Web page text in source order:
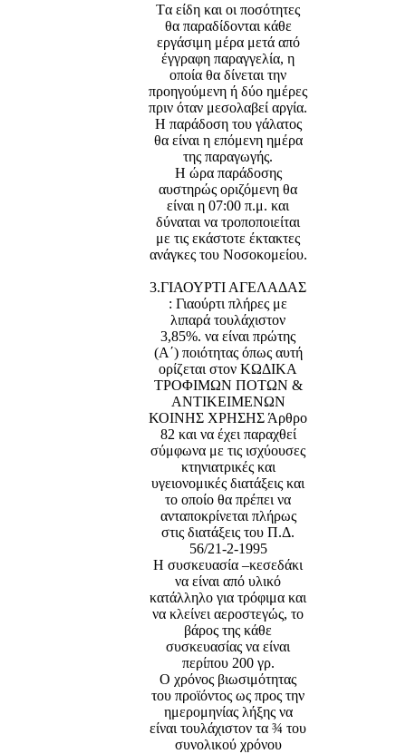
Tα είδη και οι ποσότητες
θα παραδίδονται κάθε
εργάσιμη μέρα μετά από
έγγραφη παραγγελία, η
οποία θα δίνεται την
προηγούμενη ή δύο ημέρες
πριν όταν μεσολαβεί αργία.
Η παράδοση του γάλατος
θα είναι η επόμενη ημέρα
της παραγωγής.
Η ώρα παράδοσης
αυστηρώς οριζόμενη θα
είναι η 07:00 π.μ. και
δύναται να τροποποιείται
με τις εκάστοτε έκτακτες
ανάγκες του Νοσοκομείου.
3.ΓΙΑΟΥΡΤΙ ΑΓΕΛΑΔΑΣ
: Γιαούρτι πλήρες με
λιπαρά τουλάχιστον
3,85%. να είναι πρώτης
(Α΄) ποιότητας όπως αυτή
ορίζεται στον ΚΩΔΙΚΑ
ΤΡΟΦΙΜΩΝ ΠΟΤΩΝ &
ΑΝΤΙΚΕΙΜΕΝΩΝ
ΚΟΙΝΗΣ ΧΡΗΣΗΣ Άρθρο
82 και να έχει παραχθεί
σύμφωνα με τις ισχύουσες
κτηνιατρικές και
υγειονομικές διατάξεις και
το οποίο θα πρέπει να
ανταποκρίνεται πλήρως
στις διατάξεις του Π.Δ.
56/21-2-1995
Η συσκευασία –κεσεδάκι
να είναι από υλικό
κατάλληλο για τρόφιμα και
να κλείνει αεροστεγώς, το
βάρος της κάθε
συσκευασίας να είναι
περίπου 200 γρ.
Ο χρόνος βιωσιμότητας
του προϊόντος ως προς την
ημερομηνίας λήξης να
είναι τουλάχιστον τα ¾ του
συνολικού χρόνου